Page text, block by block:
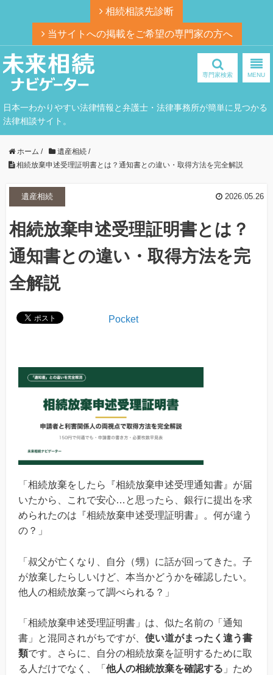
相続相談先診断
当サイトへの掲載をご希望の専門家の方へ
日本一わかりやすい法律情報と弁護士・法律事務所が簡単に見つかる
法律相談サイト。
専門家検索 MENU
ホーム / 遺産相続 /
相続放棄申述受理証明書とは？通知書との違い・取得方法を完全解説
遺産相続 2026.05.26
相続放棄申述受理証明書とは？
通知書との違い・取得方法を完
全解説
Pocket
「相続放棄をしたら『相続放棄申述受理通知書』が届
いたから、これで安心…と思ったら、銀行に提出を求
められたのは『相続放棄申述受理証明書』。何が違う
の？」
「叔父が亡くなり、自分（甥）に話が回ってきた。子
が放棄したらしいけど、本当かどうかを確認したい。
他人の相続放棄って調べられる？」
「相続放棄申述受理証明書」は、似た名前の「通知
書」と混同されがちですが、 使い道がまったく違う書
類です。さらに、自分の相続放棄を証明するために取
る人だけでなく、「 他人の相続放棄を確認する 」ため